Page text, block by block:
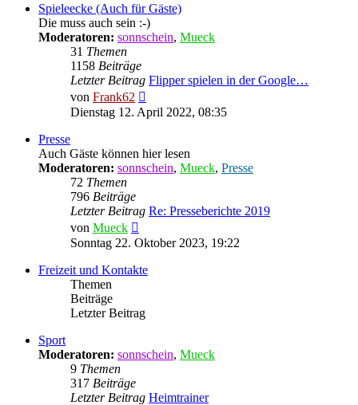
Spieleecke (Auch für Gäste)
Die muss auch sein :-)
Moderatoren: sonnschein, Mueck
31 Themen
1158 Beiträge
Letzter Beitrag Flipper spielen in der Google…
von Frank62
Beitrag
Dienstag 12. April 2022, 08:35
Presse
Auch Gäste können hier lesen
Moderatoren: sonnschein, Mueck, Presse
72 Themen
796 Beiträge
Letzter Beitrag Re: Presseberichte 2019
von Mueck
Beitrag
Sonntag 22. Oktober 2023, 19:22
Freizeit und Kontakte
Themen
Beiträge
Letzter Beitrag
Sport
Moderatoren: sonnschein, Mueck
9 Themen
317 Beiträge
Letzter Beitrag Heimtrainer